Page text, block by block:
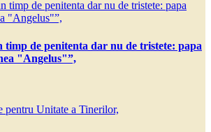
timp de penitenta dar nu de tristete: papa
"Angelus"”,